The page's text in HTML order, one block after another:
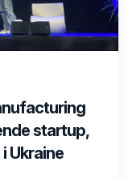
startup,
Ukraine